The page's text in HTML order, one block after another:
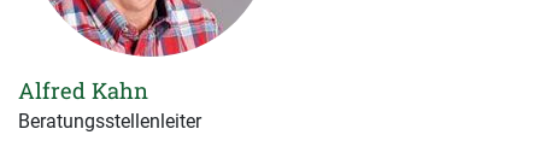
Alfred Kahn
Beratungsstellenleiter